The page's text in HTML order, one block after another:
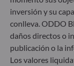
Herzogstraße 15
40217 Düsseldorf
Alemania
+49 (0) 211 239 24
inversión y su
conlleva. ODDO
daños directos o
publicación o la
Los valores